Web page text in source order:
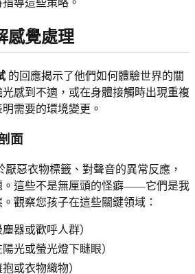
感覺處理
的回應揭示了他們如何體驗世界的關
感到不適，或在身體接觸時出現重複
需要的環境變更。
面
厭惡衣物標籤、對聲音的異常反應，
。這些不是無厘頭的怪癖——它們是我
觀察您孩子在這些關鍵領域：
器或歡呼人群）
光或螢光燈下瞇眼）
或衣物織物）